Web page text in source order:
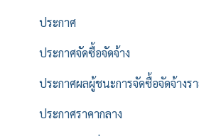
ประกาศ
ประกาศจัดซื้อจัดจ้าง
ประกาศผลผู้ชนะการจัดซื้อจัดจ้างร
ประกาศราคากลาง